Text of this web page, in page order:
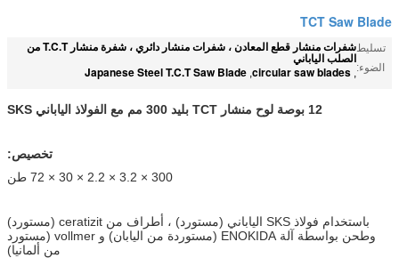
TCT Saw Blade
تسليط
الضوء:
شفرات منشار قطع المعادن ، شفرات منشار دائري ، شفرة منشار T.C.T من
الصلب الياباني
,
circular saw blades
,
Japanese Steel T.C.T Saw Blade
12 بوصة لوح منشار TCT بليد 300 مم مع الفولاذ الياباني SKS
تخصيص:
300 × 3.2 × 2.2 × 30 × 72 طن
باستخدام فولاذ SKS الياباني (مستورد) ، أطراف من ceratizit (مستورد)
وطحن بواسطة آلة ENOKIDA (مستوردة من اليابان) و vollmer (مستورد
من ألمانيا)